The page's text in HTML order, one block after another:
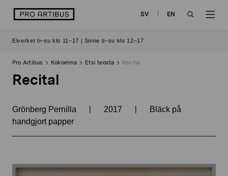
sisältöön
logo SV
EN
Elverket ti–su klo 11–17 | Sinne ti–su klo 12–17
Pro Artibus Kokoelma Etsi teosta Recital
Recital
Grönberg Pernilla | 2017 |
Bläck på
handgjort papper